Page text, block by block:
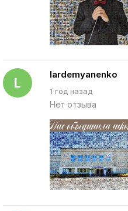
L
lardemyanenko
1 год назад
Нет отзыва